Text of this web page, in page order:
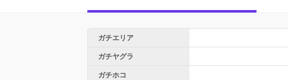
ガチエリア
ガチヤグラ
ガチホコ